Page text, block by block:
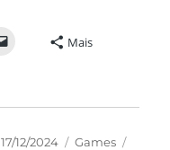
Mais
Publicado
17/12/2024 Categorias
Games